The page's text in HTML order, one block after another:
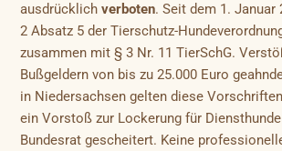
ausdrücklichverboten. Seit dem 1. Januar
2 Absatz 5 der Tierschutz-
zusammen mit § 3 Nr. 11 TierSchG.
Bußgeldern von bis zu 25.000 Euro
in Niedersachsen gelten diese
ein Vorstoß zur Lockerung für
Bundesrat gescheitert. Keine